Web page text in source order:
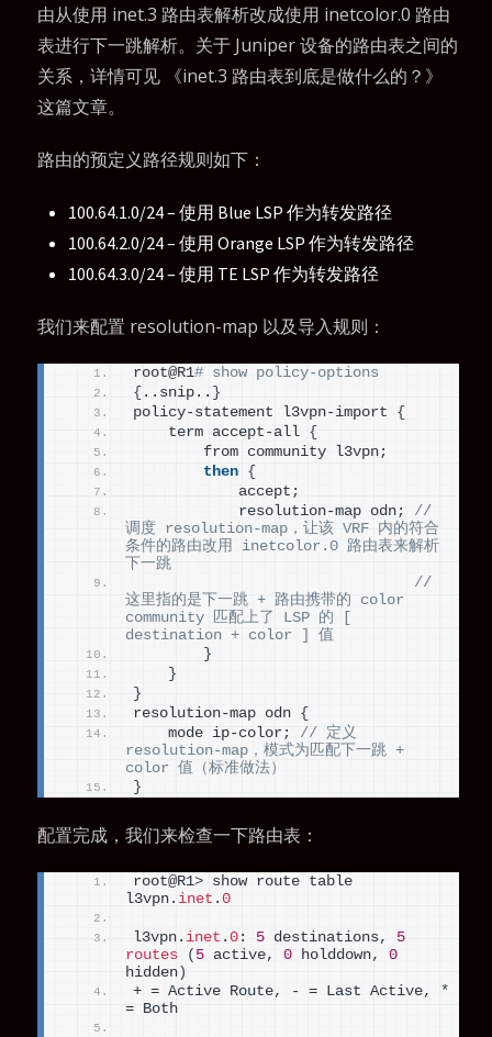
由从使用 inet.3 路由表解析改成使用 inetcolor.0 路由
表进行下一跳解析。关于 Juniper 设备的路由表之间的
关系，详情可见 《inet.3 路由表到底是做什么的？》
这篇文章。
路由的预定义路径规则如下：
100.64.1.0/24 – 使用 Blue LSP 作为转发路径
100.64.2.0/24 – 使用 Orange LSP 作为转发路径
100.64.3.0/24 – 使用 TE LSP 作为转发路径
我们来配置 resolution-map 以及导入规则：
root@R1# show policy-options
{ ..snip.. }
policy-statement l3vpn-import {
    term accept-all
{
        from community l3vpn;
then {
            accept;
            resolution-map odn;
//
调度 resolution-map，让该 VRF 内的符合
条件的路由改用 inetcolor.0 路由表来解析
下一跳
//
这里指的是下一跳 + 路由携带的 color
community 匹配上了 LSP 的 [
destination + color ] 值
}
}
}
resolution-map odn {
    mode ip-color;
// 定义
resolution-map，模式为匹配下一跳 +
color 值（标准做法）
}
配置完成，我们来检查一下路由表：
root@R1> show route table
l3vpn. inet .0
l3vpn. inet .0 : 5 destinations, 5
routes
( 5 active, 0 holddown, 0
hidden )
+ = Active Route, - = Last Active, *
= Both